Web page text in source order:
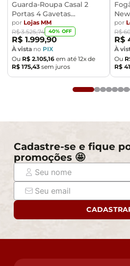
Guarda-Roupa Casal 2
Portas 4 Gavetas
Caemmun Moviment
por Lojas MM
R$ 3.525,74 40% OFF
R$ 1.999,90
À vista no PIX
Ou R$ 2.105,16 em até 12x de
R$ 175,43 sem juros
por
R$
R$
À
Ou
R$ 41
Cadastre-se e fique
promoções 🤩